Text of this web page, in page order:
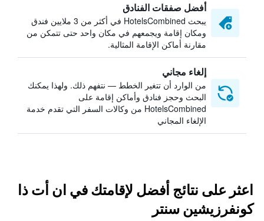
أفضل صفقات الفنادق
يبحث HotelsCombined في أكثر من 3 ملايين فندق
ومكان إقامة ويجمعهم في مكان واحد حتى تتمكن من
مقارنة أماكن الإقامة المثالية.
إلغاء مجاني
من الوارد أن تتغير الخطط — نتفهم ذلك. ولهذا يمكنك
البحث وحجز فنادق وأماكن إقامة على
HotelsCombined من وكالات السفر التي تقدم خدمة
الإلغاء المجاني
اعثر على نتائج أفضل لإقامتك في ان أت ذا
كونفرزيشين سنتر